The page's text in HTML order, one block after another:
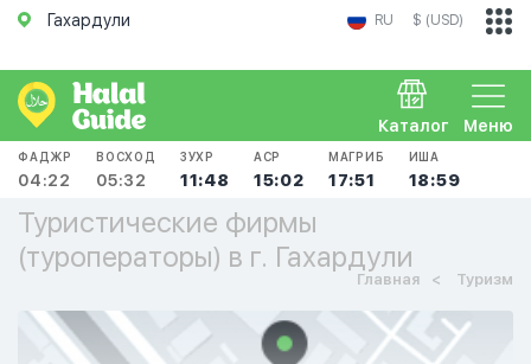
Гахардули RU $ (USD)
Меню
Каталог
ФАДЖР
04:22
ВОСХОД
05:32
ЗУХР
11:48
АСР
15:02
МАГРИБ
17:51
ИША
18:59
Туристические фирмы
(туроператоры) в г. Гахардули
Главная Туризм